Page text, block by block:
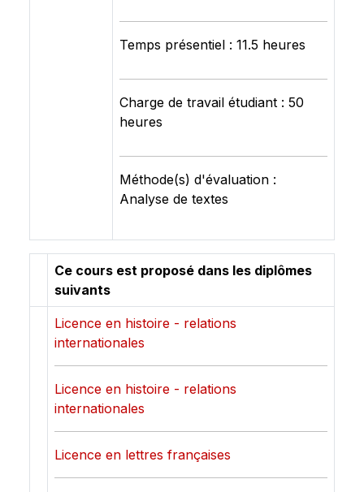
Temps présentiel : 11.5 heures
Charge de travail étudiant : 50
heures
Méthode(s) d'évaluation :
Analyse de textes
Ce cours est proposé dans les diplômes
suivants
Licence en histoire - relations
internationales
Licence en histoire - relations
internationales
Licence en lettres françaises